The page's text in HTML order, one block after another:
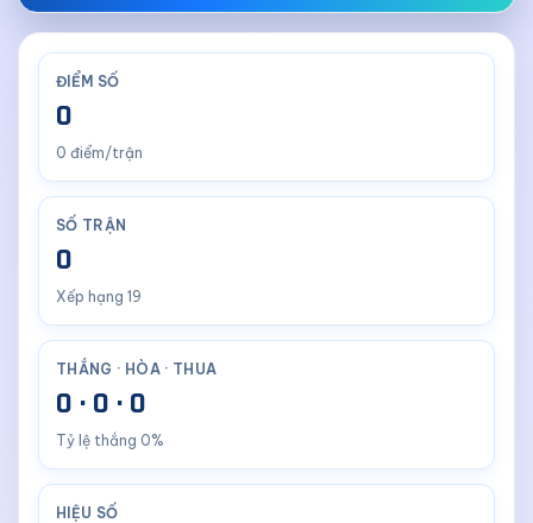
ĐIỂM SỐ
0
0 điểm/trận
SỐ TRẬN
0
Xếp hạng 19
THẮNG · HÒA · THUA
0 · 0 · 0
Tỷ lệ thắng 0%
HIỆU SỐ